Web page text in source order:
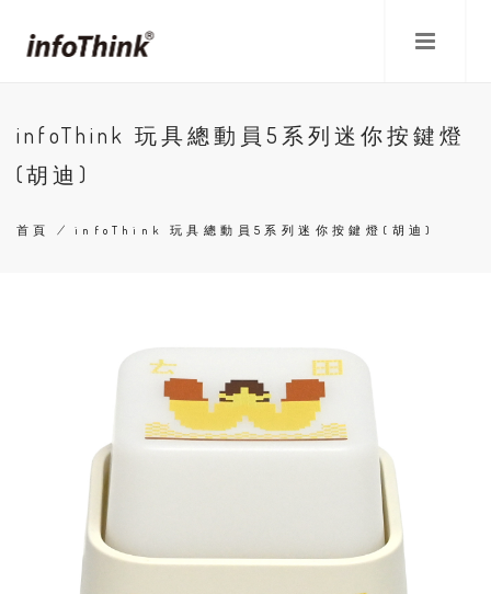
infoThink 玩具總動員5系列迷你按鍵燈
(胡迪)
首頁 /infoThink 玩具總動員5系列迷你按鍵燈(胡迪)